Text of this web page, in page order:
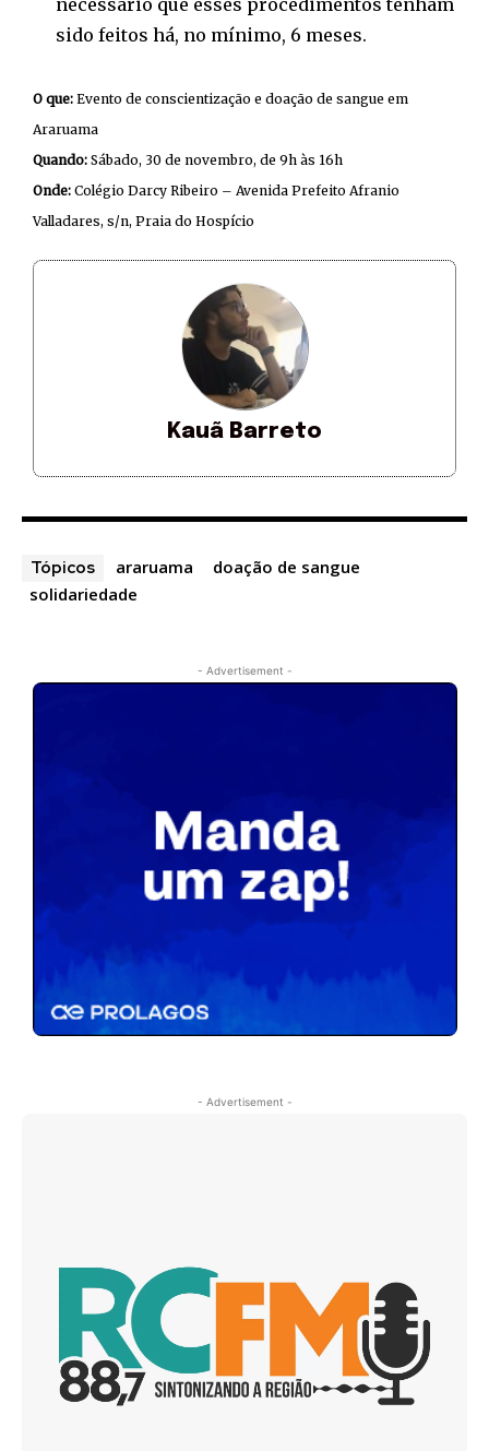
sido feitos há, no mínimo, 6 meses.
O que: Evento de conscientização e doação de sangue em
Araruama
Quando: Sábado, 30 de novembro, de 9h às 16h
Onde: Colégio Darcy Ribeiro – Avenida Prefeito Afranio
Valladares, s/n, Praia do Hospício
Kauã Barreto
Tópicos araruama
doação de sangue
solidariedade
- Advertisement -
- Advertisement -